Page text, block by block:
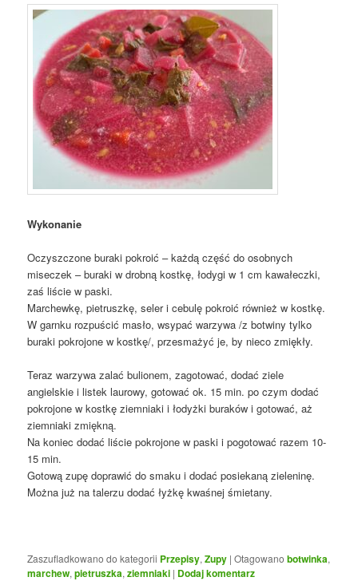
Wykonanie
Oczyszczone buraki pokroić – każdą część do osobnych
miseczek – buraki w drobną kostkę, łodygi w 1 cm kawałeczki,
zaś liście w paski.
Marchewkę, pietruszkę, seler i cebulę pokroić również w kostkę.
W garnku rozpuścić masło, wsypać warzywa /z botwiny tylko
buraki pokrojone w kostkę/, przesmażyć je, by nieco zmiękły.
Teraz warzywa zalać bulionem, zagotować, dodać ziele
angielskie i listek laurowy, gotować ok. 15 min. po czym dodać
pokrojone w kostkę ziemniaki i łodyżki buraków i gotować, aż
ziemniaki zmiękną.
Na koniec dodać liście pokrojone w paski i pogotować razem 10-
15 min.
Gotową zupę doprawić do smaku i dodać posiekaną zieleninę.
Można już na talerzu dodać łyżkę kwaśnej śmietany.
Zaszufladkowano do kategorii Przepisy,Zupy |Otagowano botwinka,
marchew,pietruszka,ziemniaki | Dodaj komentarz